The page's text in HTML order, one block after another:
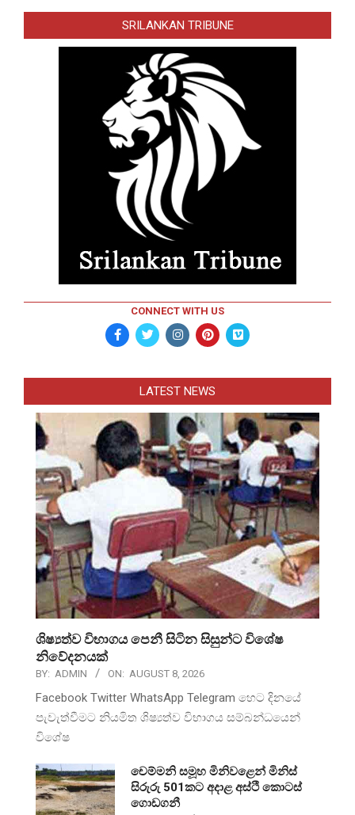
SRILANKAN TRIBUNE
CONNECT WITH US
LATEST NEWS
ශිෂ්‍යත්ව විභාගය පෙනී සිටින සිසුන්ට විශේෂ
නිවේදනයක්
BY: ADMIN ON: AUGUST 8, 2026
Facebook Twitter WhatsApp Telegram හෙට දිනයේ
පැවැත්වීමට නියමිත ශිෂ්‍යත්ව විභාගය සම්බන්ධයෙන්
විශේෂ
චෙම්මනි සමූහ මිනිවළෙන් මිනිස්
සිරුරු 501කට අදාළ අස්ථි කොටස්
ගොඩගනී